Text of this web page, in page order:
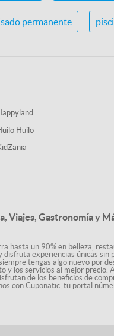
permanente
Huilo
Viajes, Gastronomía y
hasta un 90% en belleza,
experiencias únicas
tengas algo nuevo
los servicios al mejor
de los beneficios de
con Cuponatic, tu portal